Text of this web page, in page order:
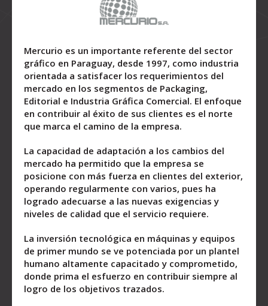
Mercurio es un importante referente del sector
gráfico en Paraguay, desde 1997, como industria
orientada a satisfacer los requerimientos del
mercado en los segmentos de Packaging,
Editorial e Industria Gráfica Comercial. El enfoque
en contribuir al éxito de sus clientes es el norte
que marca el camino de la empresa.
La capacidad de adaptación a los cambios del
mercado ha permitido que la empresa se
posicione con más fuerza en clientes del exterior,
operando regularmente con varios, pues ha
logrado adecuarse a las nuevas exigencias y
niveles de calidad que el servicio requiere.
La inversión tecnológica en máquinas y equipos
de primer mundo se ve potenciada por un plantel
humano altamente capacitado y comprometido,
donde prima el esfuerzo en contribuir siempre al
logro de los objetivos trazados.